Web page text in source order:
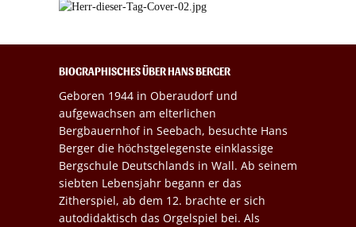
BIOGRAPHISCHES ÜBER HANS BERGER
Geboren 1944 in Oberaudorf und
aufgewachsen am elterlichen
Bergbauernhof in Seebach, besuchte Hans
Berger die höchstgelegenste einklassige
Bergschule Deutschlands in Wall. Ab seinem
siebten Lebensjahr begann er das
Zitherspiel, ab dem 12. brachte er sich
autodidaktisch das Orgelspiel bei. Als